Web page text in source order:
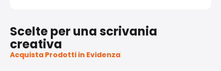
Scelte per una scrivania
creativa
Acquista Prodotti in Evidenza